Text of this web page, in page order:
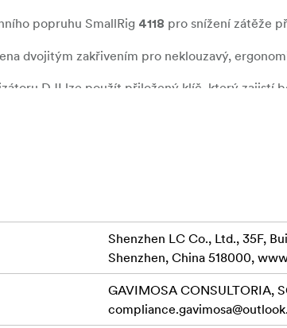
popruhu SmallRig 4118 pro snížení zátěže
dvojitým zakřivením pro neklouzavý,
DJI lze použít přiložený klíč, který zajistí
Shenzhen LC Co., Ltd., 35F,
Shenzhen, China 518000,
GAVIMOSA CONSULTORIA,